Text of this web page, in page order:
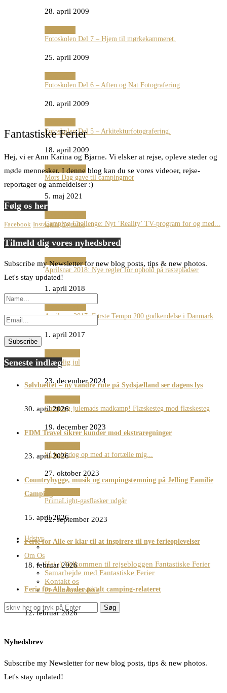
28. april 2009
Fotoskolen Del 7 – Hjem til mørkekammeret.
25. april 2009
Fotoskolen Del 6 – Aften og Nat Fotografering
20. april 2009
Fotoskolen Del 5 – Arkitekturfotografering.
18. april 2009
Mest for sjov
Mors Dag gave til campingmor
5. maj 2021
Camping Challenge: Nyt ’Reality’ TV-program for og med...
1. april 2021
Mest for sjov
Aprilsnar 2018: Nye regler for ophold på rastepladser
1. april 2018
Aprilsnar 2017: Første Tempo 200 godkendelse i Danmark
1. april 2017
Glædelig jul
23. december 2024
Camping-julemads madkamp! Flæskesteg mod flæskesteg
19. december 2023
Så hold dog op med at fortælle mig...
27. oktober 2023
PrimaLight-gasflasker udgår
22. september 2023
Udstyr
Om Os
Hej ;) Velkommen til rejsebloggen Fantastiske Ferier
Samarbejde med Fantastiske Ferier
Kontakt os
Persondatapolitik
Søg
Fantastiske Ferier
Hej, vi er Ann Karina og Bjarne. Vi elsker at rejse, opleve steder og
møde mennesker. I denne blog kan du se vores videoer, rejse-
reportager og anmeldelser :)
Følg os her
Facebook Instagram Youtube
Tilmeld dig vores nyhedsbred
Subscribe my Newsletter for new blog posts, tips & new photos.
Let's stay updated!
Seneste indlæg
Sølvbæltet – ny vandre rute på Sydsjælland ser dagens lys
30. april 2026
FDM Travel sikrer kunder mod ekstraregninger
23. april 2026
Countryhygge, musik og campingstemning på Jelling Familie
Camping
15. april 2026
Ferie for Alle er klar til at inspirere til nye ferieoplevelser
18. februar 2026
Ferie for Alle byder på alt camping-relateret
12. februar 2026
Nyhedsbrev
Subscribe my Newsletter for new blog posts, tips & new photos.
Let's stay updated!